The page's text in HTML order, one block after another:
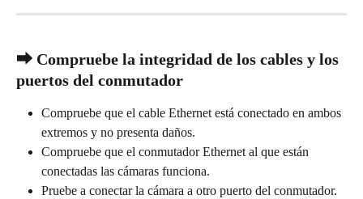
⮕ Compruebe la integridad de los cables y los
puertos del conmutador
Compruebe que el cable Ethernet está conectado en ambos
extremos y no presenta daños.
Compruebe que el conmutador Ethernet al que están
conectadas las cámaras funciona.
Pruebe a conectar la cámara a otro puerto del conmutador.